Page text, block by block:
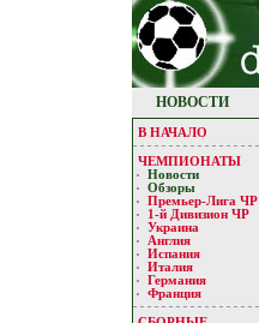
НОВОСТИ
В НАЧАЛО
ЧЕМПИОНАТЫ
Новости
Обзоры
Премьер-Лигa ЧР
1-й Дивизион ЧР
Украина
Англия
Испания
Италия
Германия
Франция